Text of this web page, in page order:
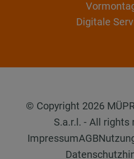
Digitale
© Copyright 2026
S.a.r.l. - All rights
ImpressumAGB